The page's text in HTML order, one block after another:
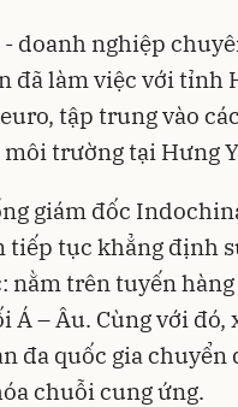
- doanh nghiệp
đã làm việc với tỉnh
tập trung vào
trường tại Hưng
giám đốc
tiếp tục khẳng định
nằm trên tuyến
Á – Âu. Cùng với đó,
đa quốc gia chuyển
chuỗi cung ứng.